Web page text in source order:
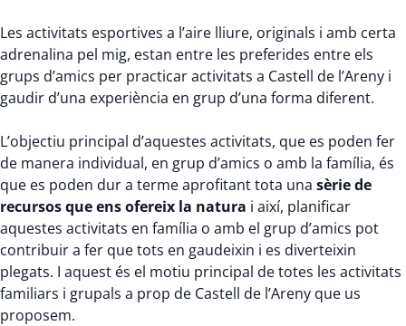
Les activitats esportives a l’aire lliure, originals i amb certa
adrenalina pel mig, estan entre les preferides entre els
grups d’amics per practicar activitats a Castell de l’Areny i
gaudir d’una experiència en grup d’una forma diferent.
L’objectiu principal d’aquestes activitats, que es poden fer
de manera individual, en grup d’amics o amb la família, és
que es poden dur a terme aprofitant tota una sèrie de
recursos que ens ofereix la natura i així, planificar
aquestes activitats en família o amb el grup d’amics pot
contribuir a fer que tots en gaudeixin i es diverteixin
plegats. I aquest és el motiu principal de totes les activitats
familiars i grupals a prop de Castell de l’Areny que us
proposem.